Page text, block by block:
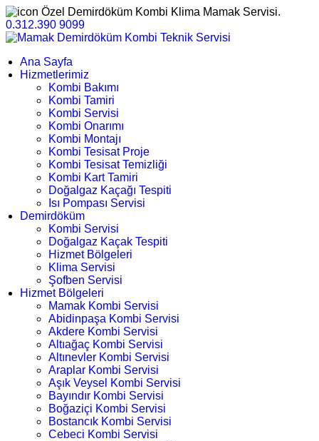
Özel Demirdöküm Kombi Klima Mamak Servisi.
0.312.390 9099
Ana Sayfa
Hizmetlerimiz
Kombi Bakımı
Kombi Tamiri
Kombi Servisi
Kombi Onarımı
Kombi Montajı
Kombi Tesisat Proje
Kombi Tesisat Temizliği
Kombi Kart Tamiri
Doğalgaz Kaçağı Tespiti
Isı Pompası Servisi
Demirdöküm
Kombi Servisi
Doğalgaz Kaçak Tespiti
Hizmet Bölgeleri
Klima Servisi
Şofben Servisi
Hizmet Bölgeleri
Mamak Kombi Servisi
Abidinpaşa Kombi Servisi
Akdere Kombi Servisi
Altıağaç Kombi Servisi
Altınevler Kombi Servisi
Araplar Kombi Servisi
Aşık Veysel Kombi Servisi
Bayındır Kombi Servisi
Boğaziçi Kombi Servisi
Bostancık Kombi Servisi
Cebeci Kombi Servisi